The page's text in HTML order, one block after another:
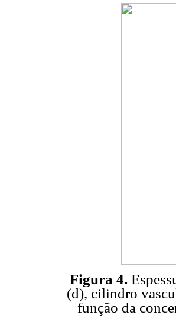
Figura 4.
(d), cilindro
função da